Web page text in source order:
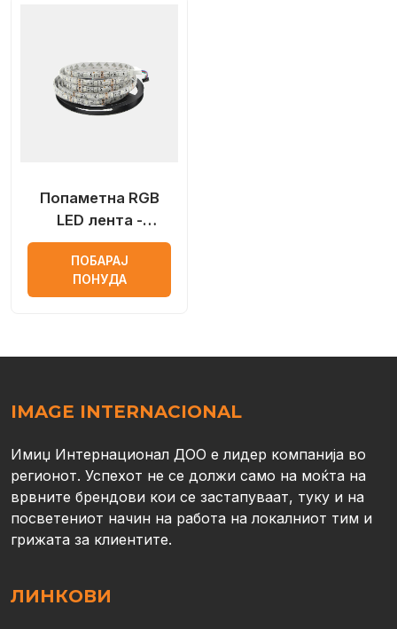
Попаметна RGB
LED лента -
SMARTER+
ПОБАРАЈ
ПОНУДА
IMAGE INTERNACIONAL
Имиџ Интернационал ДОО е лидер компанија во
регионот. Успехот не се должи само на моќта на
врвните брендови кои се застапуваат, туку и на
посветениот начин на работа на локалниот тим и
грижата за клиентите.
ЛИНКОВИ